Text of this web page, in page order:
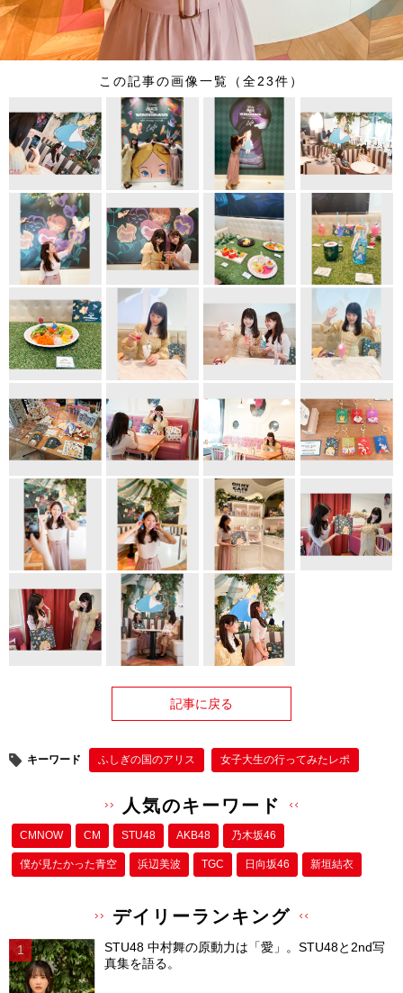
この記事の画像一覧（全23件）
記事に戻る
キーワード ふしぎの国のアリス 女子大生の行ってみたレポ
人気のキーワード
CMNOW CM STU48 AKB48 乃木坂46
僕が⾒たかった⻘空 浜辺美波 TGC 日向坂46 新垣結衣
デイリーランキング
STU48 中村舞の原動力は「愛」。STU48と2nd写
真集を語る。